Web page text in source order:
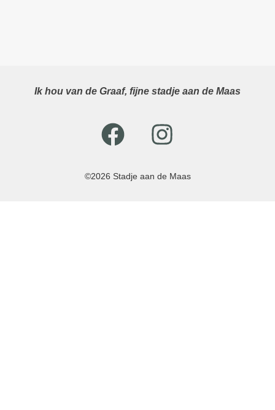
Ik hou van de Graaf, fijne stadje aan de Maas
©2026 Stadje aan de Maas